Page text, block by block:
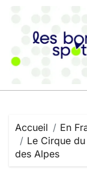
contenu
Accueil
En
Le Cirque
des Alpes